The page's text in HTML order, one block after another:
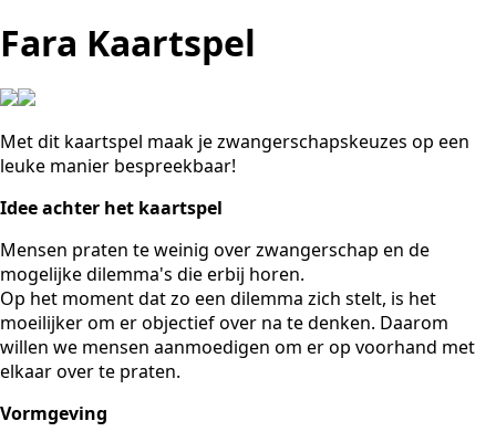
Fara Kaartspel
Met dit kaartspel maak je zwangerschapskeuzes op een
leuke manier bespreekbaar!
Idee achter het kaartspel
Mensen praten te weinig over zwangerschap en de
mogelijke dilemma's die erbij horen.
Op het moment dat zo een dilemma zich stelt, is het
moeilijker om er objectief over na te denken. Daarom
willen we mensen aanmoedigen om er op voorhand met
elkaar over te praten.
Vormgeving